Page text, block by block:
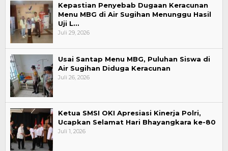
Kepastian Penyebab Dugaan Keracunan
Menu MBG di Air Sugihan Menunggu Hasil
Uji L…
Juli 29, 2026
Usai Santap Menu MBG, Puluhan Siswa di
Air Sugihan Diduga Keracunan
Juli 26, 2026
Ketua SMSI OKI Apresiasi Kinerja Polri,
Ucapkan Selamat Hari Bhayangkara ke-80
Juli 1, 2026